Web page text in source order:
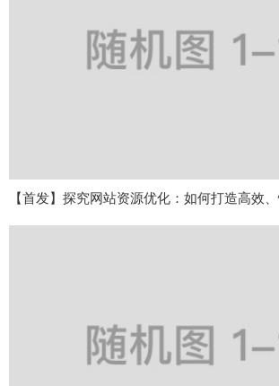
【首发】探究网站资源优化：如何打造高效